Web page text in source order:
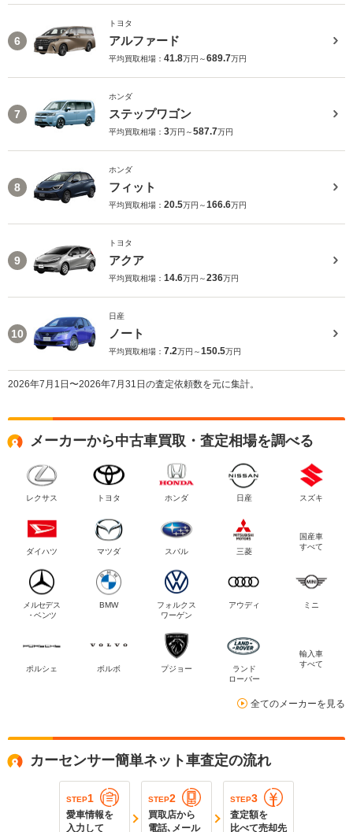
6
トヨタ
アルファード
平均買取相場： 41.8万円～689.7万円
7
ホンダ
ステップワゴン
平均買取相場： 3万円～587.7万円
8
ホンダ
フィット
平均買取相場： 20.5万円～166.6万円
9
トヨタ
アクア
平均買取相場： 14.6万円～236万円
10
日産
ノート
平均買取相場： 7.2万円～150.5万円
2026年7月1日〜2026年7月31日の査定依頼数を元に集計。
メーカーから中古車買取・査定相場を調べる
レクサス トヨタ ホンダ 日産 スズキ
ダイハツ マツダ スバル 三菱
国産車
すべて
メルセデス
・ベンツ
BMW
フォルクス
ワーゲン
アウディ ミニ
ポルシェ ボルボ プジョー
ランド
ローバー
輸入車
すべて
全てのメーカーを見る
カーセンサー簡単ネット車査定の流れ
STEP1
愛車情報を
入力して
STEP2
買取店から
電話､メール
STEP3
査定額を
比べて売却先